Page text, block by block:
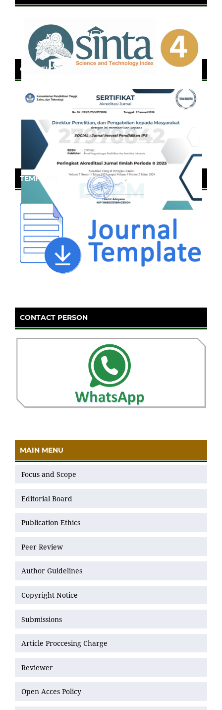
CERTIFICATE OF SINTA
TEMPLATE
CONTACT PERSON
MAIN MENU
Focus and Scope
Editorial Board
Publication Ethics
Peer Review
Author Guidelines
Copyright Notice
Submissions
Article Proccesing Charge
Reviewer
Open Acces Policy